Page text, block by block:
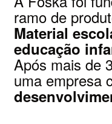
ramo de
Material
educação
Após mais de
uma empresa